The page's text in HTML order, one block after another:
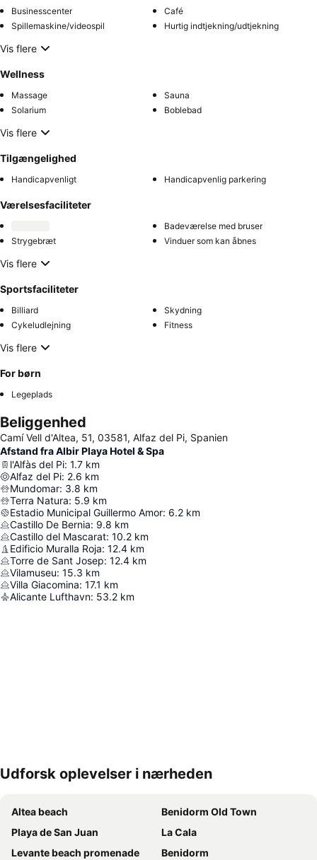
Businesscenter
Café
Spillemaskine/videospil
Hurtig indtjekning/udtjekning
Vis flere
Wellness
Massage
Sauna
Solarium
Boblebad
Vis flere
Tilgængelighed
Handicapvenligt Handicapvenlig parkering
Værelsesfaciliteter
Badeværelse med bruser
Strygebræt
Vinduer som kan åbnes
Vis flere
Sportsfaciliteter
Billiard
Skydning
Cykeludlejning
Fitness
Vis flere
For børn
Legeplads
Beliggenhed
Camí Vell d'Altea, 51, 03581, Alfaz del Pi, Spanien
Afstand fra Albir Playa Hotel & Spa
l'Alfàs del Pi: 1.7 km
Alfaz del Pi: 2.6 km
Mundomar: 3.8 km
Terra Natura: 5.9 km
Estadio Municipal Guillermo Amor: 6.2 km
Castillo De Bernia: 9.8 km
Castillo del Mascarat: 10.2 km
Edificio Muralla Roja: 12.4 km
Torre de Sant Josep: 12.4 km
Vilamuseu: 15.3 km
Villa Giacomina: 17.1 km
Alicante Lufthavn: 53.2 km
Udvid kort
Udforsk oplevelser i nærheden
Altea beach
Benidorm Old Town
Playa de San Juan
La Cala
Levante beach promenade
Benidorm